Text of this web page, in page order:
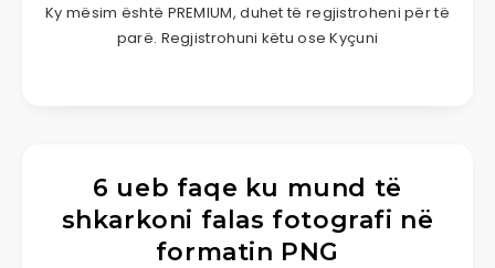
Ky mësim është PREMIUM, duhet të regjistroheni për të
parë. Regjistrohuni këtu ose Kyçuni
6 ueb faqe ku mund të
shkarkoni falas fotografi në
formatin PNG